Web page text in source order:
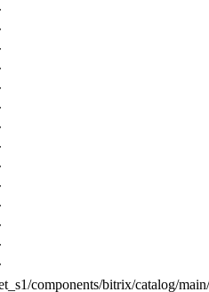
components/bitrix/catalog/